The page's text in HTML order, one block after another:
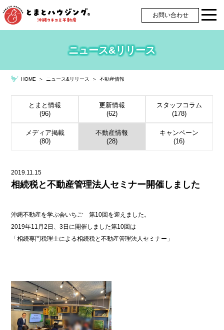
お問い合わせ
ニュース&リリース
HOME ＞ ニュース&リリース ＞ 不動産情報
とまと情報
(96)
更新情報
(62)
スタッフコラム
(178)
メディア掲載
(80)
不動産情報
(28)
キャンペーン
(16)
2019.11.15
相続税と不動産管理法人セミナー開催しました
沖縄不動産を学ぶ会いちご 第10回を迎えました。
2019年11月2日、3日に開催しました第10回は
「相続専門税理士による相続税と不動産管理法人セミナー」